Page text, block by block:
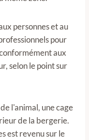
personnes et au
pour
aux
selon le point sur
l'animal, une cage
de la bergerie.
est revenu sur le